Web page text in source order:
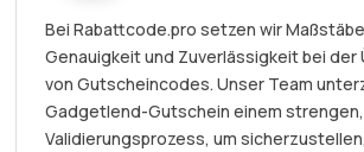
Bei Rabattcode.pro setzen wir
Genauigkeit und Zuverlässigkeit bei der
von Gutscheincodes. Unser Team
Gadgetlend-Gutschein einem
Validierungsprozess, um